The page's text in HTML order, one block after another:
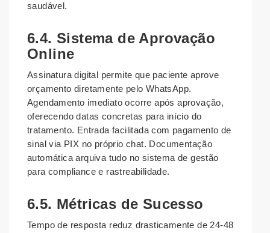
saudável.
6.4. Sistema de Aprovação
Online
Assinatura digital permite que paciente aprove
orçamento diretamente pelo WhatsApp.
Agendamento imediato ocorre após aprovação,
oferecendo datas concretas para início do
tratamento. Entrada facilitada com pagamento de
sinal via PIX no próprio chat. Documentação
automática arquiva tudo no sistema de gestão
para compliance e rastreabilidade.
6.5. Métricas de Sucesso
Tempo de resposta reduz drasticamente de 24-48